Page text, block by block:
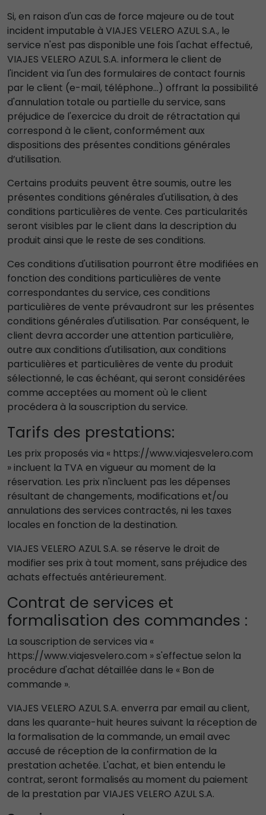
Si, en raison d'un cas de force majeure ou de tout
incident imputable à VIAJES VELERO AZUL S.A., le
service n'est pas disponible une fois l'achat effectué,
VIAJES VELERO AZUL S.A. informera le client de
l'incident via l'un des formulaires de contact fournis
par le client (e-mail, téléphone...) offrant la possibilité
d'annulation totale ou partielle du service, sans
préjudice de l'exercice du droit de rétractation qui
correspond à le client, conformément aux
dispositions des présentes conditions générales
d’utilisation.
Certains produits peuvent être soumis, outre les
présentes conditions générales d'utilisation, à des
conditions particulières de vente. Ces particularités
seront visibles par le client dans la description du
produit ainsi que le reste de ses conditions.
Ces conditions d'utilisation pourront être modifiées en
fonction des conditions particulières de vente
correspondantes du service, ces conditions
particulières de vente prévaudront sur les présentes
conditions générales d'utilisation. Par conséquent, le
client devra accorder une attention particulière,
outre aux conditions d'utilisation, aux conditions
particulières et particulières de vente du produit
sélectionné, le cas échéant, qui seront considérées
comme acceptées au moment où le client
procédera à la souscription du service.
Tarifs des prestations:
Les prix proposés via « https://www.viajesvelero.com
» incluent la TVA en vigueur au moment de la
réservation. Les prix n'incluent pas les dépenses
résultant de changements, modifications et/ou
annulations des services contractés, ni les taxes
locales en fonction de la destination.
VIAJES VELERO AZUL S.A. se réserve le droit de
modifier ses prix à tout moment, sans préjudice des
achats effectués antérieurement.
Contrat de services et
formalisation des commandes :
La souscription de services via «
https://www.viajesvelero.com » s'effectue selon la
procédure d'achat détaillée dans le « Bon de
commande ».
VIAJES VELERO AZUL S.A. enverra par email au client,
dans les quarante-huit heures suivant la réception de
la formalisation de la commande, un email avec
accusé de réception de la confirmation de la
prestation achetée. L'achat, et bien entendu le
contrat, seront formalisés au moment du paiement
de la prestation par VIAJES VELERO AZUL S.A.